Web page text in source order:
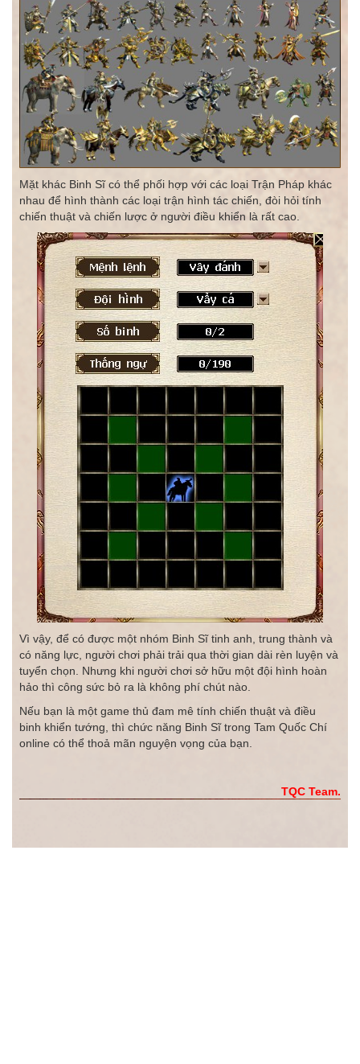
Mặt khác Binh Sĩ có thể phối hợp với các loại Trận Pháp khác
nhau để hình thành các loại trận hình tác chiến, đòi hỏi tính
chiến thuật và chiến lược ở người điều khiển là rất cao.
Vì vậy, để có được một nhóm Binh Sĩ tinh anh, trung thành và
có năng lực, người chơi phải trải qua thời gian dài rèn luyện và
tuyển chọn. Nhưng khi người chơi sở hữu một đội hình hoàn
hảo thì công sức bỏ ra là không phí chút nào.
Nếu bạn là một game thủ đam mê tính chiến thuật và điều
binh khiển tướng, thì chức năng Binh Sĩ trong Tam Quốc Chí
online có thể thoả mãn nguyện vọng của bạn.
TQC Team.